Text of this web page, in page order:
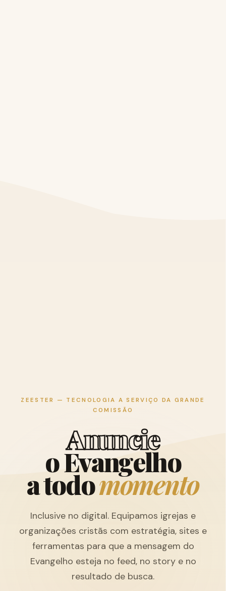
ZEESTER — TECNOLOGIA A SERVIÇO DA GRANDE
COMISSÃO
Anuncie
oEvangelho
atodomomento
Inclusive no digital. Equipamos igrejas e
organizações cristãs com estratégia, sites e
ferramentas para que a mensagem do
Evangelho esteja no feed, no story e no
resultado de busca.